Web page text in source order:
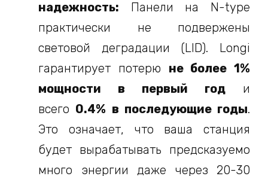
надежность: Панели на N-type
практически не подвержены
световой деградации (LID). Longi
гарантирует потерю не более 1%
мощности в первый год и
всего 0.4% в последующие годы.
Это означает, что ваша станция
будет вырабатывать предсказуемо
много энергии даже через 20-30